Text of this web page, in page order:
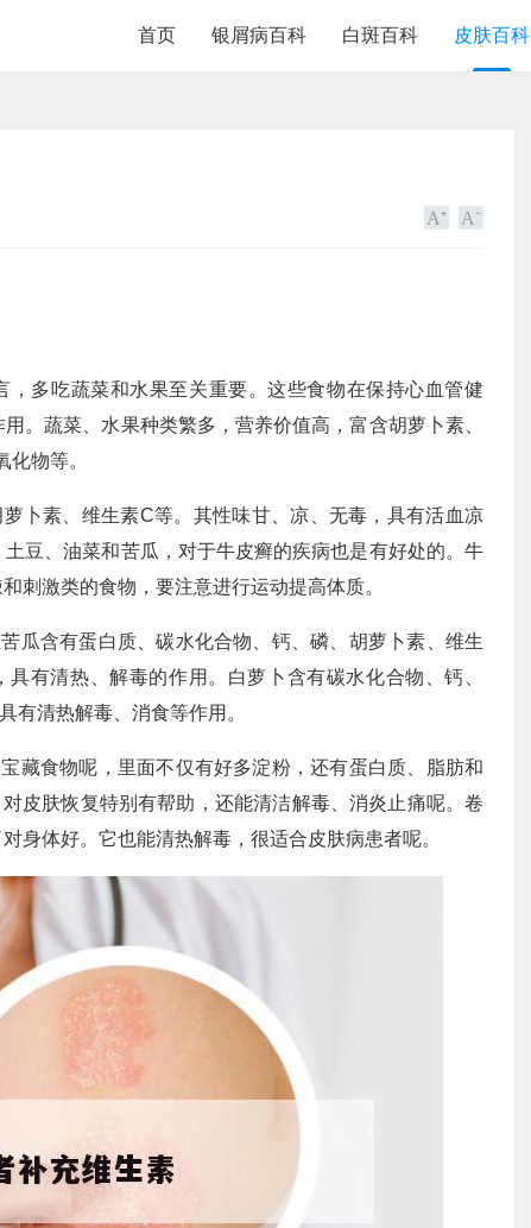
首页 银屑病百科 白斑百科 皮肤百科
多吃蔬菜和水果至关重要。这些食物在保持心血管健
。蔬菜、水果种类繁多，营养价值高，富含胡萝卜素、
物等。
卜素、维生素C等。其性味甘、凉、无毒，具有活血凉
豆、油菜和苦瓜，对于牛皮癣的疾病也是有好处的。牛
刺激类的食物，要注意进行运动提高体质。
瓜含有蛋白质、碳水化合物、钙、磷、胡萝卜素、维生
有清热、解毒的作用。白萝卜含有碳水化合物、钙、
有清热解毒、消食等作用。
藏食物呢，里面不仅有好多淀粉，还有蛋白质、脂肪和
皮肤恢复特别有帮助，还能清洁解毒、消炎止痛呢。卷
身体好。它也能清热解毒，很适合皮肤病患者呢。